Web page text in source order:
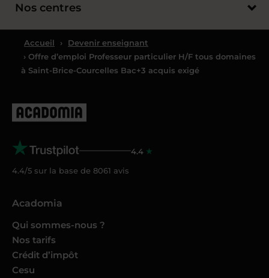
Nos centres
Accueil ›
Devenir enseignant
› Offre d’emploi Professeur particulier H/F tous domaines
à Saint-Brice-Courcelles Bac+3 acquis exigé
4.4
4.4/5 sur la base de 8061 avis
Acadomia
Qui sommes-nous ?
Nos tarifs
Crédit d’impôt
Cesu